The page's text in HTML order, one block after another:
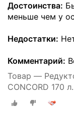
Достоинства:
меньше чем у
Недостатки:
Комментарий:
Товар —
CONCORD 170